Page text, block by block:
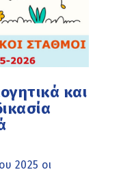
και
2025 οι